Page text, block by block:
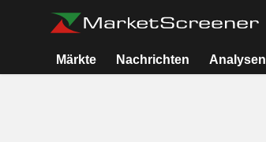
Märkte Nachrichten Analysen